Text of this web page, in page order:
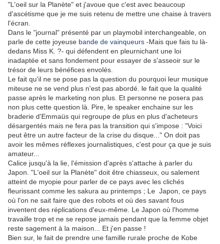
"L'oeil sur la Planète" et j'avoue que c'est avec beaucoup
d'ascétisme que je me suis retenu de mettre une chaise à travers
l'écran.
Dans le "journal" présenté par un playmobil interchangeable, on
parle de cette joyeuse bande de vainqueurs -Mais que fais tu là-
dedans Miss K. ?- qui défendent en pleurnichant une loi
inadaptée et sans fondement pour essayer de s'asseoir sur le
trésor de leurs bénéfices envolés.
Le fait qu'il ne se pose pas la question du pourquoi leur musique
miteuse ne se vend plus n'est pas abordé. le fait que la qualité
passe après le marketing non plus. Et personne ne posera pas
non plus cette question là. Pire, le speaker enchaine sur les
braderie d'Emmaüs qui regroupe de plus en plus d'acheteurs
désargentés mais ne fera pas la transition qui s'impose : "Voici
peut être un autre facteur de la crise du disque..." On doit pas
avoir les mêmes réflexes journalistiques, c'est pour ça que je suis
amateur...
Calice jusqu'à la lie, l'émission d'après s'attache à parler du
Japon. "L'oeil sur la Planète" doit être chiasseux, ou salement
atteint de myopie pour parler de ce pays avec les clichés
fleurissant comme les sakura au printemps ; Le Japon, ce pays
où l'on ne sait faire que des robots et où des savant fous
inventent des réplications d'eux-même. Le Japon où l'homme
travaille trop et ne se repose jamais pendant que la femme objet
reste sagement à la maison... Et j'en passe !
Bien sur, le fait de prendre une famille rurale proche de Kobe